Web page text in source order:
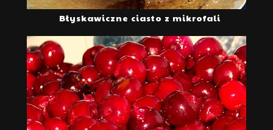
Błyskawiczne ciasto z mikrofali